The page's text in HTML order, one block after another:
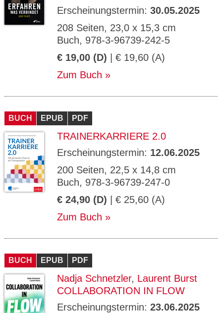
Erscheinungstermin: 30.05.2025
208 Seiten, 23,0 x 15,3 cm
Buch, 978-3-96739-242-5
€ 19,00 (D) | € 19,60 (A)
Zum Buch
BUCH EPUB PDF
TRAINERKARRIERE 2.0
Erscheinungstermin: 12.06.2025
200 Seiten, 22,5 x 14,8 cm
Buch, 978-3-96739-247-0
€ 24,90 (D) | € 25,60 (A)
Zum Buch
BUCH EPUB PDF
Nadja Schnetzler, Laurent Burst
COLLABORATION IN FLOW
Erscheinungstermin: 23.06.2025